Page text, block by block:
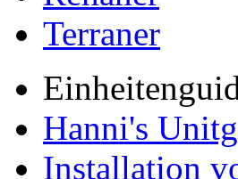
Terraner
Hanni's
Installation